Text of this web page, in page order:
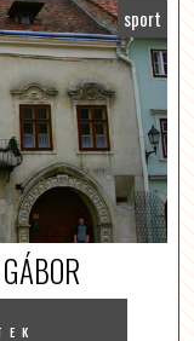
sport